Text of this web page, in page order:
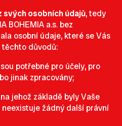
osobních údajů, tedy
BOHEMIA a.s. bez
osobní údaje, které se Vás
těchto důvodů:
potřebné pro účely, pro
jinak zpracovány;
jehož základě byly Vaše
žádný další právní